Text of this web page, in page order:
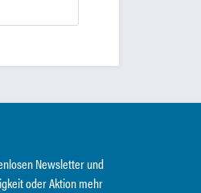
Newsletter und
oder Aktion mehr